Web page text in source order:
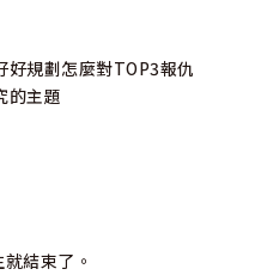
好規劃怎麼對TOP3報仇
的主題
結束了。